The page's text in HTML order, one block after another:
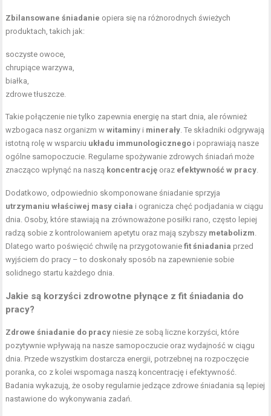
Zbilansowane śniadanie opiera się na różnorodnych świeżych
produktach, takich jak:
soczyste owoce,
chrupiące warzywa,
białka,
zdrowe tłuszcze.
Takie połączenie nie tylko zapewnia energię na start dnia, ale również
wzbogaca nasz organizm wwitaminy i minerały . Te składniki odgrywają
istotną rolę w wsparciu układu immunologicznego i poprawiają nasze
ogólne samopoczucie. Regularne spożywanie zdrowych śniadań może
znacząco wpłynąć na naszą koncentrację oraz efektywność w pracy
Dodatkowo, odpowiednio skomponowane śniadanie sprzyja
utrzymaniu właściwej masy ciała i ogranicza chęć podjadania w ciągu
dnia. Osoby, które stawiają na zrównoważone posiłki rano, często lepiej
radzą sobie z kontrolowaniem apetytu oraz mają szybszy metabolizm
Dlatego warto poświęcić chwilę na przygotowaniefit śniadania przed
wyjściem do pracy – to doskonały sposób na zapewnienie sobie
solidnego startu każdego dnia.
Jakie są korzyści zdrowotne płynące z fit śniadania do
pracy?
Zdrowe śniadanie do pracy niesie ze sobą liczne korzyści, które
pozytywnie wpływają na nasze samopoczucie oraz wydajność w ciągu
dnia. Przede wszystkim dostarcza energii, potrzebnej na rozpoczęcie
poranka, co z kolei wspomaga naszą koncentrację i efektywność.
Badania wykazują, że osoby regularnie jedzące zdrowe śniadania są lepiej
nastawione do wykonywania zadań.